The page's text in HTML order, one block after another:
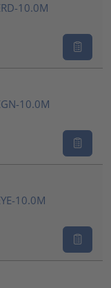
10.0M
10.0M
10.0M